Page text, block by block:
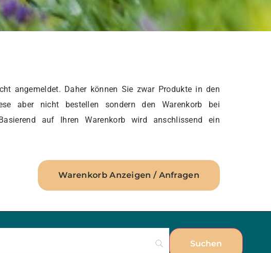
angemeldet. Daher können Sie zwar Produkte in den
aber nicht bestellen sondern den Warenkorb bei
auf Ihren Warenkorb wird anschlissend ein
Warenkorb Anzeigen / Anfragen